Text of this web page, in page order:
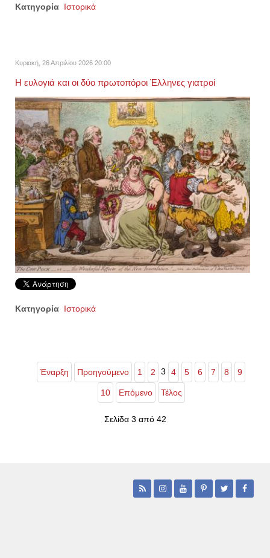
Κατηγορία Ιστορικά
Κυριακή, 26 Απριλίου 2026 20:00
Η ευλογιά και οι δύο πρωτοπόροι Έλληνες γιατροί
Κατηγορία Ιστορικά
Έναρξη Προηγούμενο 1 2 3 4 5 6 7 8 9
10 Επόμενο Τέλος
Σελίδα 3 από 42